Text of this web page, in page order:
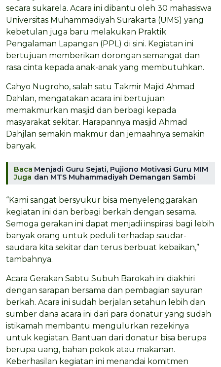
secara sukarela. Acara ini dibantu oleh 30 mahasiswa
Universitas Muhammadiyah Surakarta (UMS) yang
kebetulan juga baru melakukan Praktik
Pengalaman Lapangan (PPL) di sini. Kegiatan ini
bertujuan memberikan dorongan semangat dan
rasa cinta kepada anak-anak yang membutuhkan.
Cahyo Nugroho, salah satu Takmir Majid Ahmad
Dahlan, mengatakan acara ini bertujuan
memakmurkan masjid dan berbagi kepada
masyarakat sekitar. Harapannya masjid Ahmad
Dahjlan semakin makmur dan jemaahnya semakin
banyak.
Baca
Juga
Menjadi Guru Sejati, Pujiono Motivasi Guru MIM
dan MTS Muhammadiyah Demangan Sambi
“Kami sangat bersyukur bisa menyelenggarakan
kegiatan ini dan berbagi berkah dengan sesama.
Semoga gerakan ini dapat menjadi inspirasi bagi lebih
banyak orang untuk peduli terhadap saudar-
saudara kita sekitar dan terus berbuat kebaikan,”
tambahnya.
Acara Gerakan Sabtu Subuh Barokah ini diakhiri
dengan sarapan bersama dan pembagian sayuran
berkah. Acara ini sudah berjalan setahun lebih dan
sumber dana acara ini dari para donatur yang sudah
istikamah membantu mengulurkan rezekinya
untuk kegiatan. Bantuan dari donatur bisa berupa
berupa uang, bahan pokok atau makanan.
Keberhasilan kegiatan ini menandai komitmen